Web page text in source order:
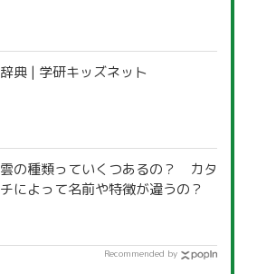
辞典 | 学研キッズネット
雲の種類っていくつあるの？ カタ
チによって名前や特徴が違うの？
Recommended by